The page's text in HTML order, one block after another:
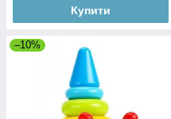
Купити
–10%